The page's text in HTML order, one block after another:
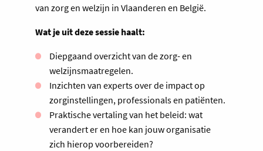
van zorg en welzijn in Vlaanderen en België.
Wat je uit deze sessie haalt:
Diepgaand overzicht van de zorg- en
welzijnsmaatregelen.
Inzichten van experts over de impact op
zorginstellingen, professionals en patiënten.
Praktische vertaling van het beleid: wat
verandert er en hoe kan jouw organisatie
zich hierop voorbereiden?